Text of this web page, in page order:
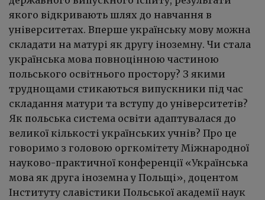
якого відкривають шлях до навчання в
університетах. Вперше українську мову можна
складати на матурі як другу іноземну. Чи стала
українська мова повноцінною частиною
польського освітнього простору? З якими
труднощами стикаються випускники під час
складання матури та вступу до університетів?
Як польська система освіти адаптувалася до
великої кількості українських учнів? Про це
говоримо з головою оргкомітету Міжнародної
науково-практичної конференції «Українська
мова як друга іноземна у Польщі», доцентом
Інституту славістики Польської академії наук